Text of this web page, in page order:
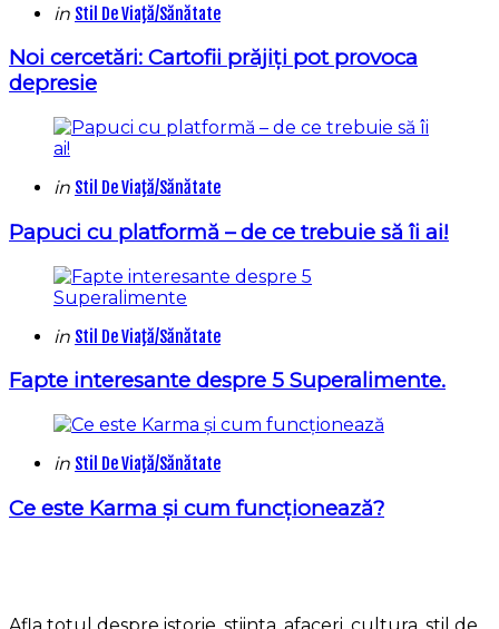
Categories
Posted
in Stil De Viaţă/Sănătate
Noi cercetări: Cartofii prăjiți pot provoca
depresie
Categories
Posted
in Stil De Viaţă/Sănătate
Papuci cu platformă – de ce trebuie să îi ai!
Categories
Posted
in Stil De Viaţă/Sănătate
Fapte interesante despre 5 Superalimente.
Categories
Posted
in Stil De Viaţă/Sănătate
Ce este Karma și cum funcționează?